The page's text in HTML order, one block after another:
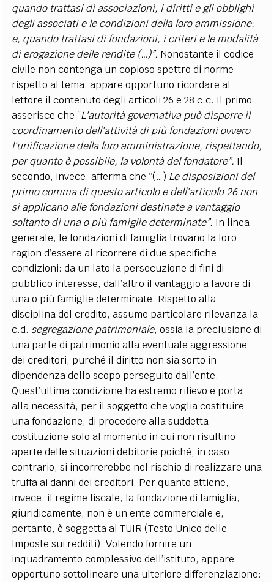
quando trattasi di associazioni, i diritti e gli obblighi
degli associati e le condizioni della loro ammissione;
e, quando trattasi di fondazioni, i criteri e le modalità
di erogazione delle rendite (…)”. Nonostante il codice
civile non contenga un copioso spettro di norme
rispetto al tema, appare opportuno ricordare al
lettore il contenuto degli articoli 26 e 28 c.c. Il primo
asserisce che “L'autorità governativa può disporre il
coordinamento dell'attività di più fondazioni ovvero
l'unificazione della loro amministrazione, rispettando,
per quanto è possibile, la volontà del fondatore”. Il
secondo, invece, afferma che “(…) Le disposizioni del
primo comma di questo articolo e dell'articolo 26 non
si applicano alle fondazioni destinate a vantaggio
soltanto di una o più famiglie determinate”. In linea
generale, le fondazioni di famiglia trovano la loro
ragion d’essere al ricorrere di due specifiche
condizioni: da un lato la persecuzione di fini di
pubblico interesse, dall’altro il vantaggio a favore di
una o più famiglie determinate. Rispetto alla
disciplina del credito, assume particolare rilevanza la
c.d. segregazione patrimoniale, ossia la preclusione di
una parte di patrimonio alla eventuale aggressione
dei creditori, purché il diritto non sia sorto in
dipendenza dello scopo perseguito dall’ente.
Quest’ultima condizione ha estremo rilievo e porta
alla necessità, per il soggetto che voglia costituire
una fondazione, di procedere alla suddetta
costituzione solo al momento in cui non risultino
aperte delle situazioni debitorie poiché, in caso
contrario, si incorrerebbe nel rischio di realizzare una
truffa ai danni dei creditori. Per quanto attiene,
invece, il regime fiscale, la fondazione di famiglia,
giuridicamente, non è un ente commerciale e,
pertanto, è soggetta al TUIR (Testo Unico delle
Imposte sui redditi). Volendo fornire un
inquadramento complessivo dell’istituto, appare
opportuno sottolineare una ulteriore differenziazione: